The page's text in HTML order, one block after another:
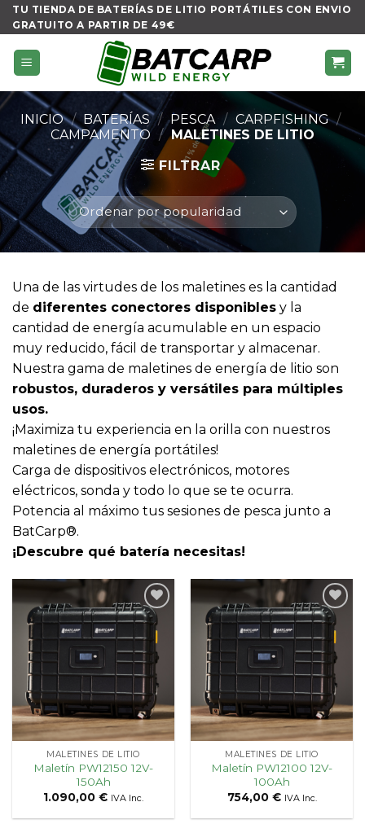
Skip
content
TU TIENDA DE BATERÍAS DE LITIO PORTÁTILES CON ENVIO
GRATUITO A PARTIR DE 49€
INICIO / BATERÍAS / PESCA / CARPFISHING /
CAMPAMENTO / MALETINES DE LITIO
FILTRAR
Una de las virtudes de los maletines es la cantidad
de diferentes conectores disponibles y la
cantidad de energía acumulable en un espacio
muy reducido, fácil de transportar y almacenar.
Nuestra gama de maletines de energía de litio son
robustos, duraderos y versátiles para múltiples
usos.
¡Maximiza tu experiencia en la orilla con nuestros
maletines de energía portátiles!
Carga de dispositivos electrónicos, motores
eléctricos, sonda y todo lo que se te ocurra.
Potencia al máximo tus sesiones de pesca junto a
BatCarp®.
¡Descubre qué batería necesitas!
Añadir
a la
lista
deseos
MALETINES DE LITIO
Maletín PW12150 12V-
150Ah
1.090,00 € IVA Inc.
Añadir
a la
lista
deseos
MALETINES DE LITIO
Maletín PW12100 12V-
100Ah
754,00 € IVA Inc.